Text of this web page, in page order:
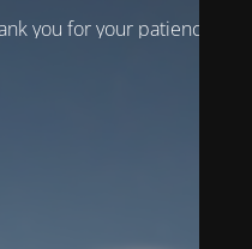
you for your patience!